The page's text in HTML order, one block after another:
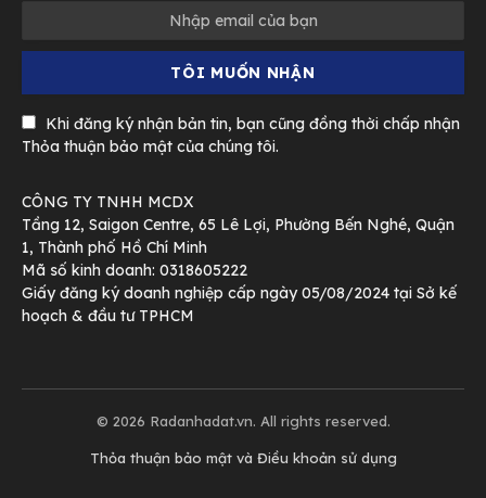
Khi đăng ký nhận bản tin, bạn cũng đồng thời chấp nhận
Thỏa thuận bảo mật của chúng tôi.
CÔNG TY TNHH MCDX
Tầng 12, Saigon Centre, 65 Lê Lợi, Phường Bến Nghé, Quận
1, Thành phố Hồ Chí Minh
Mã số kinh doanh: 0318605222
Giấy đăng ký doanh nghiệp cấp ngày 05/08/2024 tại Sở kế
hoạch & đầu tư TPHCM
© 2026 Radanhadat.vn. All rights reserved.
Thỏa thuận bảo mật và Điều khoản sử dụng